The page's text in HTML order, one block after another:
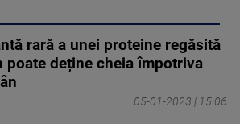
rară a unei proteine regăsită
poate deține cheia împotriva
05-01-2023 | 15:06